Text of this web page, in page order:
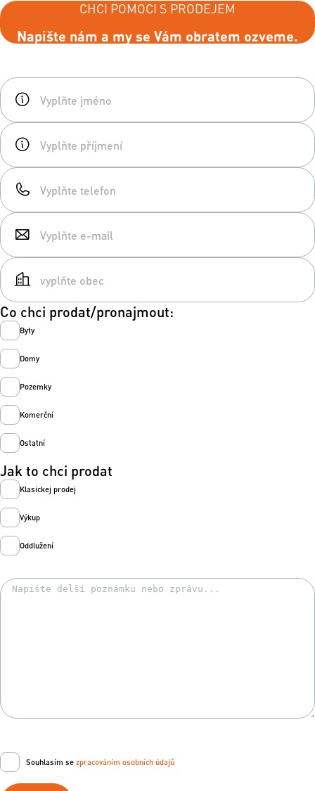
CHCI POMOCI S PRODEJEM
Napište nám a my se Vám obratem ozveme.
Co chci prodat/pronajmout:
Byty
Domy
Pozemky
Komerční
Ostatní
Jak to chci prodat
Klasickej prodej
Výkup
Oddlužení
Souhlasím se zpracováním osobních údajů